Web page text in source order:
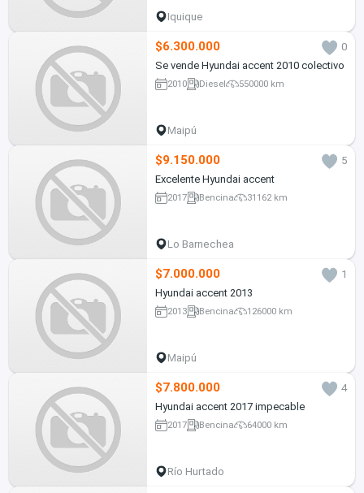
Iquique
$6.300.000
0
Se vende Hyundai accent 2010 colectivo
2010 Diesel 550000 km
Maipú
$9.150.000
5
Excelente Hyundai accent
2017 Bencina 31162 km
Lo Barnechea
$7.000.000
1
Hyundai accent 2013
2013 Bencina 126000 km
Maipú
$7.800.000
4
Hyundai accent 2017 impecable
2017 Bencina 64000 km
Río Hurtado